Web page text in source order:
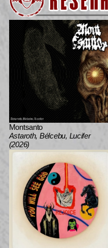
Montsanto
Astaroth, Bélcebu, Lucifer
(2026)